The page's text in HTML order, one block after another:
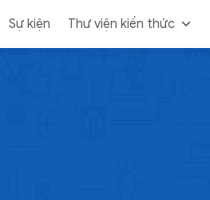
Sự kiện Thư viện kiến thức